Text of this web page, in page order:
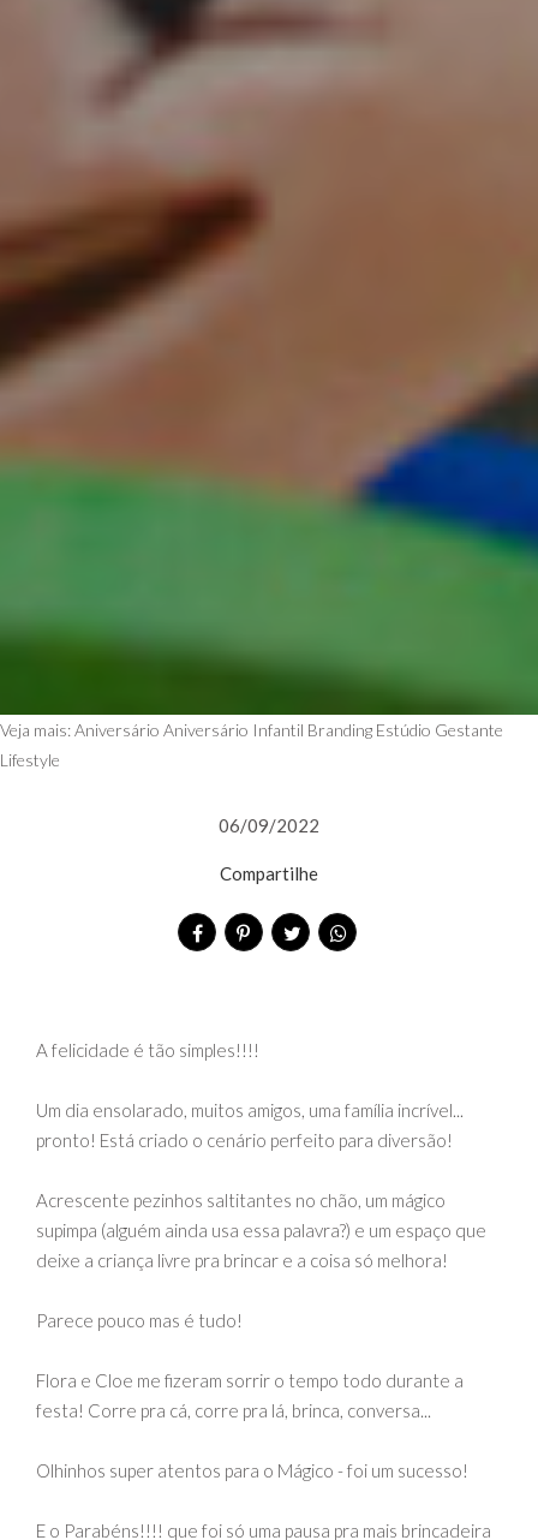
Veja mais:Aniversário Aniversário Infantil Branding Estúdio Gestante
Lifestyle
06/09/2022
Compartilhe
A felicidade é tão simples!!!!
Um dia ensolarado, muitos amigos, uma família incrível...
pronto! Está criado o cenário perfeito para diversão!
Acrescente pezinhos saltitantes no chão, um mágico
supimpa (alguém ainda usa essa palavra?) e um espaço que
deixe a criança livre pra brincar e a coisa só melhora!
Parece pouco mas é tudo!
Flora e Cloe me fizeram sorrir o tempo todo durante a
festa! Corre pra cá, corre pra lá, brinca, conversa...
Olhinhos super atentos para o Mágico - foi um sucesso!
E o Parabéns!!!! que foi só uma pausa pra mais brincadeira